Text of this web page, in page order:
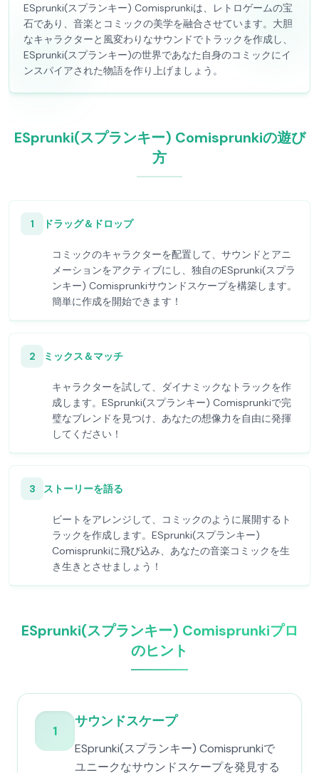
ESprunki(スプランキー) Comisprunkiは、レトロゲームの宝
石であり、音楽とコミックの美学を融合させています。大胆
なキャラクターと風変わりなサウンドでトラックを作成し、
ESprunki(スプランキー)の世界であなた自身のコミックにイ
ンスパイアされた物語を作り上げましょう。
ESprunki(スプランキー) Comisprunkiの遊び
方
1 ドラッグ＆ドロップ
コミックのキャラクターを配置して、サウンドとアニ
メーションをアクティブにし、独自のESprunki(スプラ
ンキー) Comisprunkiサウンドスケープを構築します。
簡単に作成を開始できます！
2 ミックス＆マッチ
キャラクターを試して、ダイナミックなトラックを作
成します。ESprunki(スプランキー) Comisprunkiで完
璧なブレンドを見つけ、あなたの想像力を自由に発揮
してください！
3 ストーリーを語る
ビートをアレンジして、コミックのように展開するト
ラックを作成します。ESprunki(スプランキー)
Comisprunkiに飛び込み、あなたの音楽コミックを生
き生きとさせましょう！
ESprunki(スプランキー) Comisprunkiプロ
のヒント
1
サウンドスケープ
ESprunki(スプランキー) Comisprunkiで
ユニークなサウンドスケープを発見する